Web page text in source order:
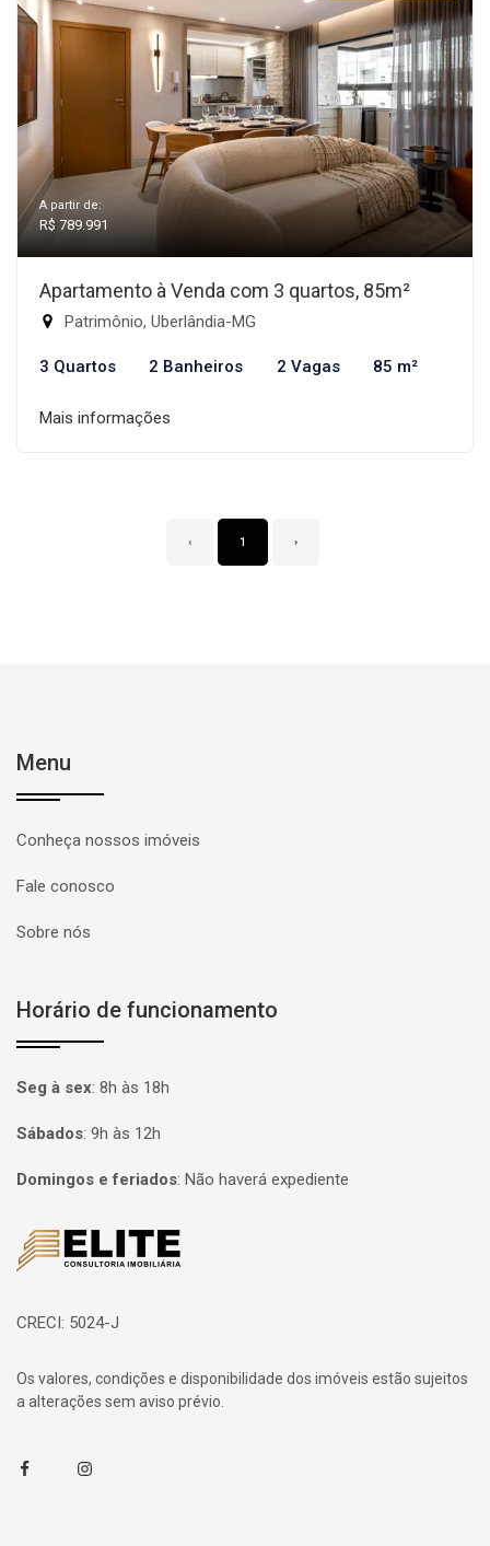
A partir de:
R$ 789.991
Apartamento à Venda com 3 quartos, 85m²
Patrimônio, Uberlândia-MG
3 Quartos 2 Banheiros 2 Vagas 85 m²
Mais informações
‹ 1 ›
Menu
Conheça nossos imóveis
Fale conosco
Sobre nós
Horário de funcionamento
Seg à sex: 8h às 18h
Sábados: 9h às 12h
Domingos e feriados: Não haverá expediente
Página inicial
CRECI: 5024-J
Os valores, condições e disponibilidade dos imóveis estão sujeitos
a alterações sem aviso prévio.
FacebookInstagram